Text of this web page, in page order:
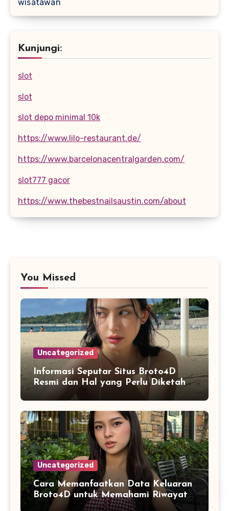
wisatawan
Kunjungi:
slot
slot
slot depo minimal 10k
https://www.lilo-restaurant.de/
https://www.barcelonacentralgarden.com/
slot777 gacor
https://www.thebestnailsaustin.com/about
You Missed
Uncategorized
Informasi Seputar Situs Broto4D
Resmi dan Hal yang Perlu Diketahui
Pengguna
Uncategorized
Cara Memanfaatkan Data Keluaran
Broto4D untuk Memahami Riwayat
Hasil Secara Objektif